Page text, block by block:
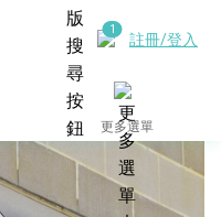
註冊/登入
更多選單